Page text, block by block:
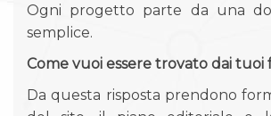
Ogni progetto parte da una
semplice.
Come vuoi essere trovato dai
Da questa risposta prendono